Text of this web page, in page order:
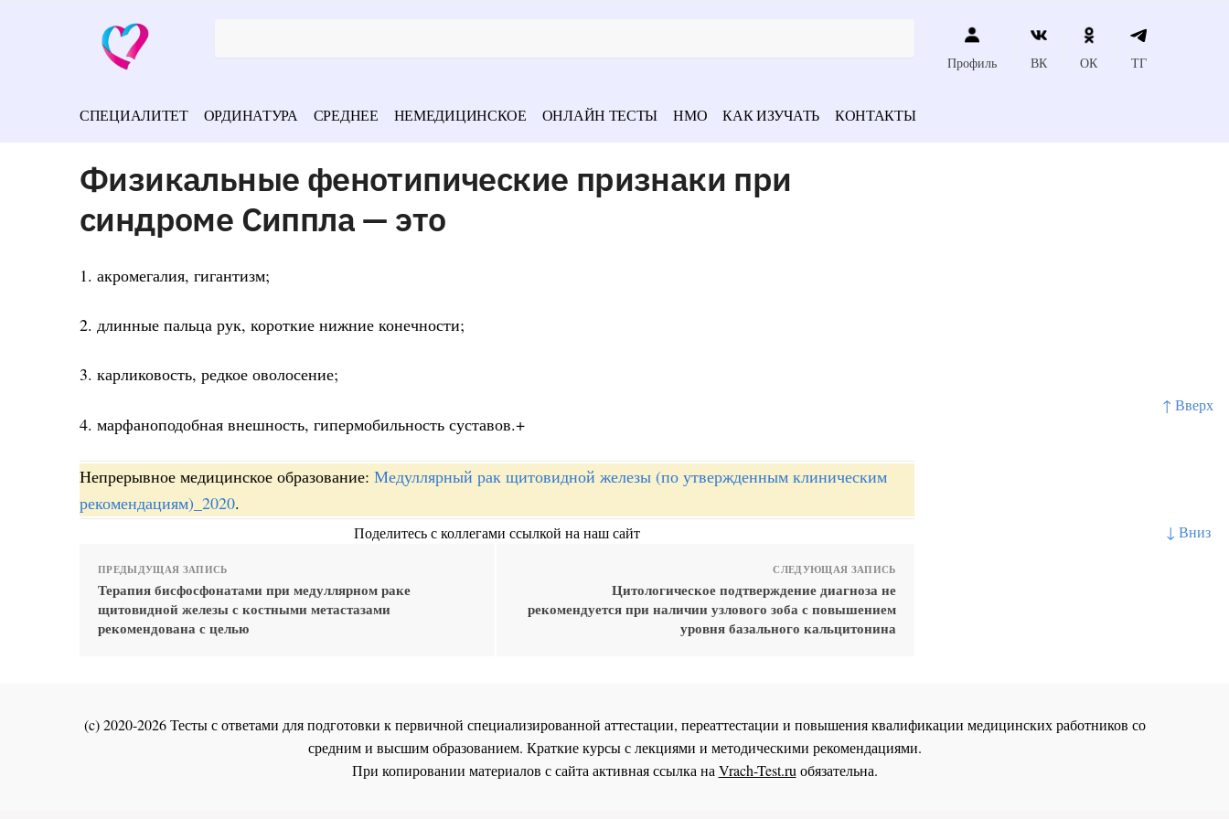
↑ Вверх
↓ Вниз
Профиль ВК ОК ТГ
СПЕЦИАЛИТЕТ ОРДИНАТУРА СРЕДНЕЕ НЕМЕДИЦИНСКОЕ ОНЛАЙН ТЕСТЫ НМО КАК ИЗУЧАТЬ КОНТАКТЫ
Физикальные фенотипические признаки при
синдроме Сиппла — это
1. акромегалия, гигантизм;
2. длинные пальца рук, короткие нижние конечности;
3. карликовость, редкое оволосение;
4. марфаноподобная внешность, гипермобильность суставов.+
Непрерывное медицинское образование: Медуллярный рак щитовидной железы (по утвержденным клиническим
рекомендациям)_2020.
Поделитесь с коллегами ссылкой на наш сайт
ПРЕДЫДУЩАЯ ЗАПИСЬ
Терапия бисфосфонатами при медуллярном раке
щитовидной железы с костными метастазами
рекомендована с целью
СЛЕДУЮЩАЯ ЗАПИСЬ
Цитологическое подтверждение диагноза не
рекомендуется при наличии узлового зоба с повышением
уровня базального кальцитонина
(c) 2020-2026 Тесты с ответами для подготовки к первичной специализированной аттестации, переаттестации и повышения квалификации медицинских работников со
средним и высшим образованием. Краткие курсы с лекциями и методическими рекомендациями.
При копировании материалов с сайта активная ссылка наVrach-Test.ruобязательна.